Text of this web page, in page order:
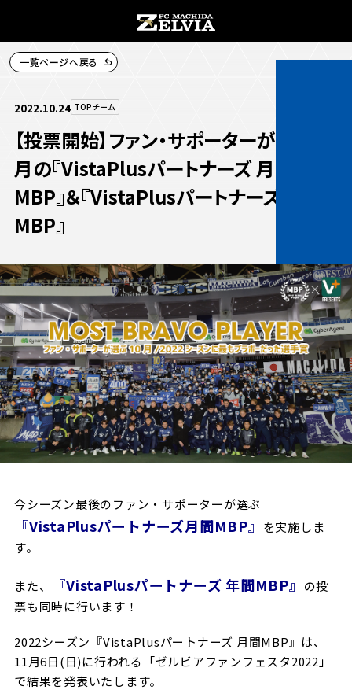
お知らせ
お知らせトップ
TOPチーム
試合情報
チケット
イベント
ファンクラブ
グッズ
ホームタウン活動
スクール
その他
試合情報トップ
試合データ
試合日程・結果
順位表・ゴールランキング
観戦する
観戦するトップ
チケットを買う
チケット購入
チケット購入手順
️スタジアムを知る
スタジアムマップ
スタジアム観戦ガイド
観戦マナー＆ルール
クラブを知る
クラブを知るトップ
ＦＣ町田ゼルビアについて
ファンになる
ファンになるトップ
ファンクラブ
クラブゼルビスタへの入会
ＦＣ町田ゼルビアをサポート
ボランティア
グッズを買うトップ
ホームタウン
ホームタウントップ
ゼルビアアシスト協賛企業一覧
ゼルナビ
パートナー
パートナートップ
パートナー企業一覧
FOLLOW
一覧ページへ戻る
2022.10.24 TOPチーム
【投票開始】ファン・サポーターが選ぶ10
月の『VistaPlusパートナーズ 月間
MBP』＆『VistaPlusパートナーズ 年間
MBP』
今シーズン最後のファン・サポーターが選ぶ
『VistaPlusパートナーズ月間MBP』
を実施しま
す。
また、 『VistaPlusパートナーズ 年間MBP』
の投
票も同時に行います！
2022シーズン『VistaPlusパートナーズ 月間MBP』は、
11月6日(日)に行われる「ゼルビアファンフェスタ2022」
で結果を発表いたします。